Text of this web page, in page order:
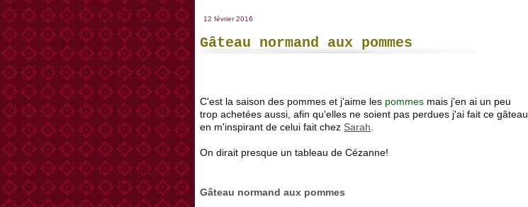
12 février 2016
Gâteau normand aux pommes
C'est la saison des pommes et j'aime les pommes mais j'en ai un peu
trop achetées aussi, afin qu'elles ne soient pas perdues j'ai fait ce gâteau
en m'inspirant de celui fait chez Sarah.
On dirait presque un tableau de Cézanne!
Gâteau normand aux pommes